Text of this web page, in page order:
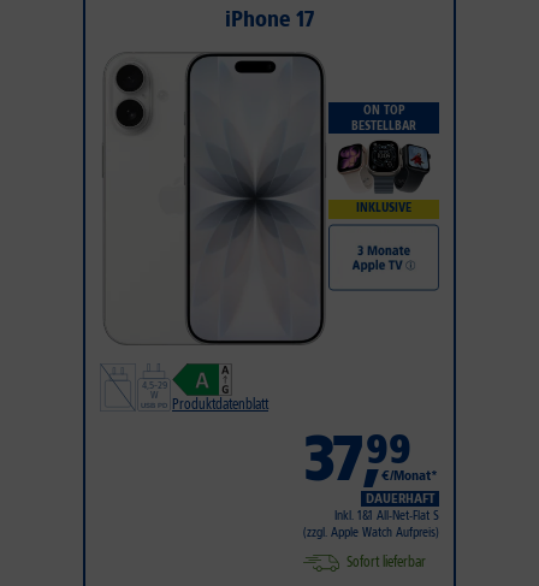
iPhone 17
ON TOP
BESTELLBAR
INKLUSIVE
Produktdatenblatt
37,99
€/Monat*
DAUERHAFT
Inkl. 1&1 All-Net-Flat S
(zzgl. Apple Watch Aufpreis)
Sofort lieferbar